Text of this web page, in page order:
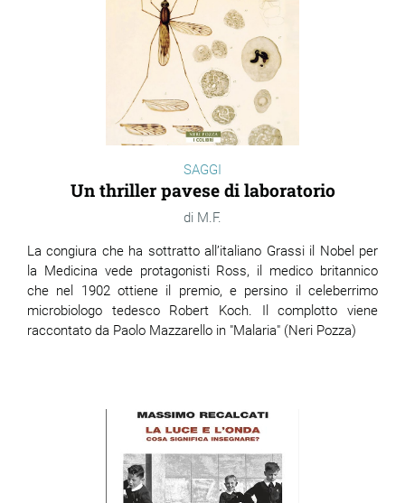
SAGGI
Un thriller pavese di laboratorio
M.F.
La congiura che ha sottratto all’italiano Grassi il Nobel per
la Medicina vede protagonisti Ross, il medico britannico
che nel 1902 ottiene il premio, e persino il celeberrimo
microbiologo tedesco Robert Koch. Il complotto viene
raccontato da Paolo Mazzarello in "Malaria" (Neri Pozza)